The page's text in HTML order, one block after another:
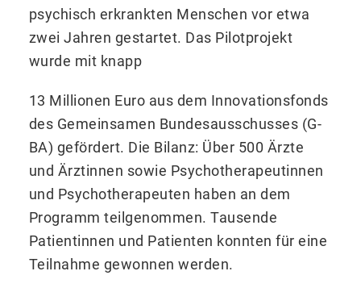
psychisch erkrankten Menschen vor etwa
zwei Jahren gestartet. Das Pilotprojekt
wurde mit knapp
13 Millionen Euro aus dem Innovationsfonds
des Gemeinsamen Bundesausschusses (G-
BA) gefördert. Die Bilanz: Über 500 Ärzte
und Ärztinnen sowie Psychotherapeutinnen
und Psychotherapeuten haben an dem
Programm teilgenommen. Tausende
Patientinnen und Patienten konnten für eine
Teilnahme gewonnen werden.